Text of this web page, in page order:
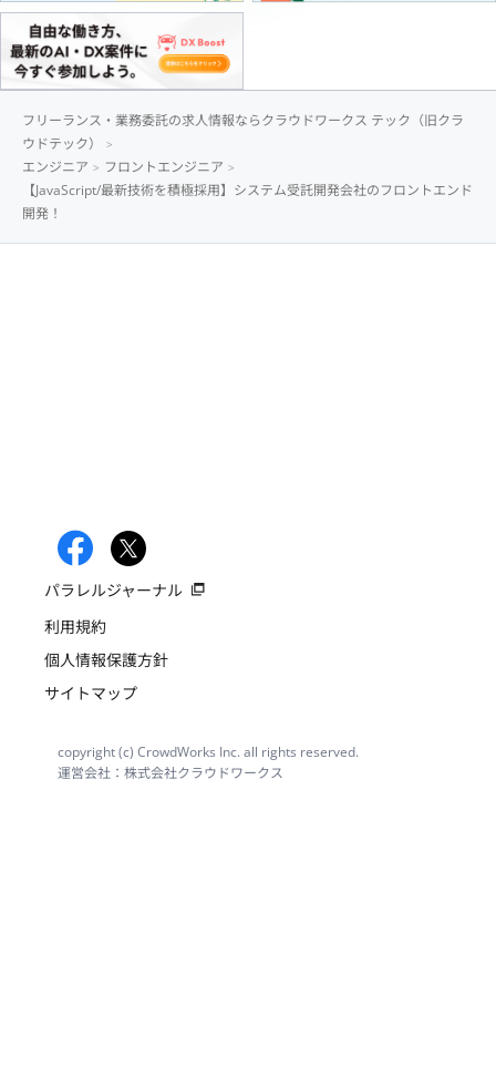
フリーランス・業務委託の求人情報ならクラウドワークス テック（旧クラ
ウドテック）
エンジニア
フロントエンジニア
【JavaScript/最新技術を積極採用】システム受託開発会社のフロントエンド
開発！
パラレルジャーナル
利用規約
個人情報保護方針
サイトマップ
copyright (c) CrowdWorks Inc. all rights reserved.
運営会社：株式会社クラウドワークス